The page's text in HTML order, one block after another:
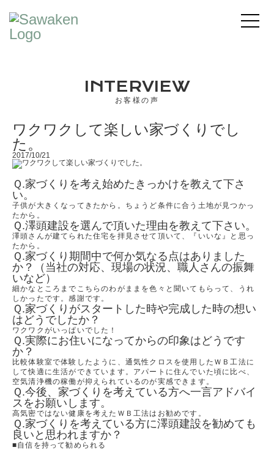
INTERVIEW
お客様の声
ワクワクして楽しい家づくりでし
た。
2017/10/21
Ｑ.家づくりを考え始めたきっかけを教えて下さ
い。
子供が大きくなってきたから。ちょうど条件に合う土地が見つかっ
たから。
Ｑ.澤頭建設を選んで頂いた理由を教えて下さい。
澤頭さんが建てられた住宅を拝見させて頂いて、『いいな』と思っ
たから。
Ｑ.家づくり期間中で何か気なる点はありました
か？（当社の対応、現場の状況、職人さんの振舞
いなど）
細かなところまでこちらのわがままを色々と聞いてもらって、うれ
しかったです。感謝です。
Ｑ.家づくりがスタートした時や完成した時の想い
はどうでしたか？
ワクワクがいっぱいでした！
Ｑ.実際にお住いになってからの印象はどうです
か？
比較体験室で体験したように、通気性クロスを使用したＷＢ工法に
して快適に生活ができています。アパートに住んでいた頃に比べ、
空気清浄機の稼働が抑えられているのが実感できます。
Ｑ.今後、家づくりを考えている方へ一言アドバイ
スをお願いします。
高気密ではない健康を考えたＷＢ工法はお勧めです。
Ｑ.家づくりを考えている方に澤頭建設を勧めても
良いと思われますか？
■自信を持って勧められる